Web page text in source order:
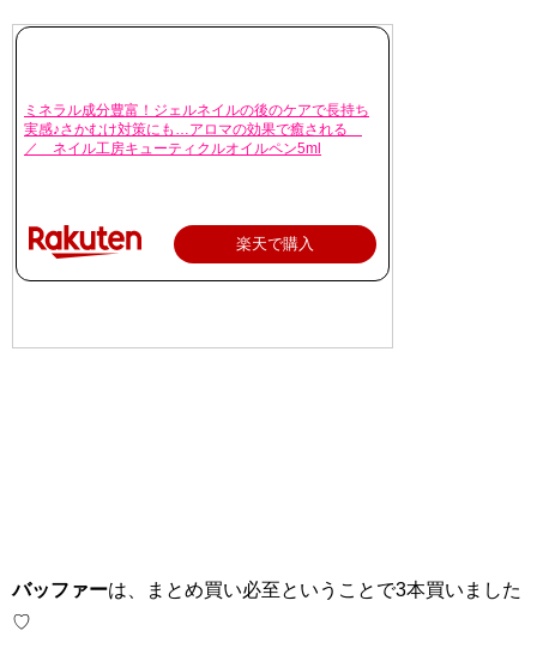
ミネラル成分豊富！ジェルネイルの後のケアで長持ち
実感♪さかむけ対策にも…アロマの効果で癒される
／ ネイル工房キューティクルオイルペン5ml
楽天で購入
バッファーは、まとめ買い必至ということで3本買いました
♡